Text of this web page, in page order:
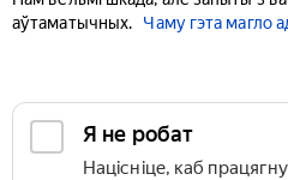
аўтаматычных.
Чаму гэта магло
Я не робат
Націсніце, каб